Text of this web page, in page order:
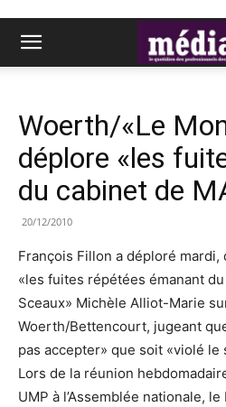
Woerth/«Le
déplore «les
du cabinet de
20/12/2010
François Fillon a déploré mardi,
«les fuites répétées émanant
Sceaux» Michèle Alliot-Marie
Woerth/Bettencourt, jugeant
pas accepter» que soit «violé le
Lors de la réunion
UMP à l’Assemblée nationale,